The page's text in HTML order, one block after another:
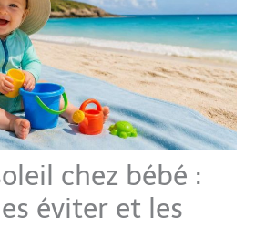
chez bébé :
éviter et les